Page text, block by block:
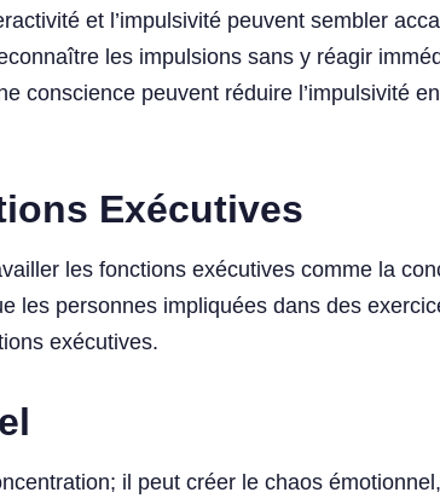
et l’impulsivité peuvent sembler
les impulsions sans y réagir
conscience peuvent réduire l’impulsivité
Exécutives
les fonctions exécutives comme la
les personnes impliquées dans des
exécutives.
il peut créer le chaos